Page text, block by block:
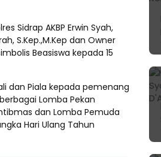
Sidrap AKBP Erwin Syah,
S.Kep.,M.Kep dan Owner
Beasiswa kepada 15
dan Piala kepada pemenang
Lomba Pekan
dan Lomba Pemuda
Hari Ulang Tahun